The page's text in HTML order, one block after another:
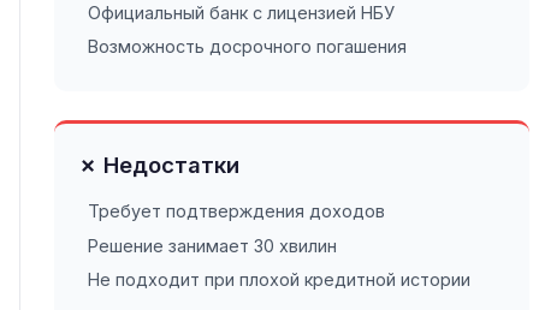
Официальный банк с лицензией НБУ
Возможность досрочного погашения
✗ Недостатки
Требует подтверждения доходов
Решение занимает 30 хвилин
Не подходит при плохой кредитной истории